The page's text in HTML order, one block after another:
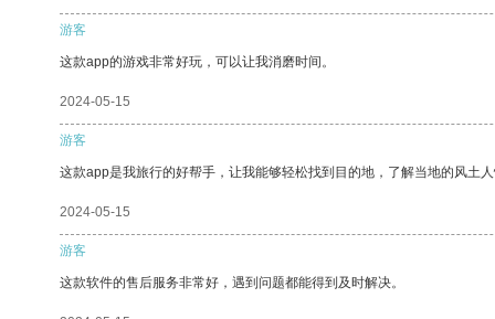
游客
这款app的游戏非常好玩，可以让我消磨时间。
2024-05-15
游客
这款app是我旅行的好帮手，让我能够轻松找到目的地，了解当地的风土
2024-05-15
游客
这款软件的售后服务非常好，遇到问题都能得到及时解决。